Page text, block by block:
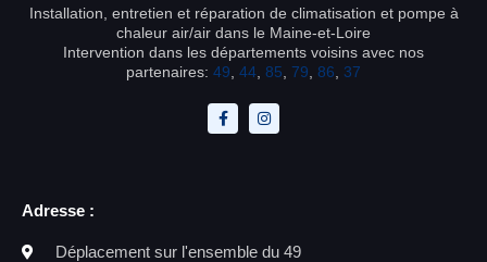
Installation, entretien et réparation de climatisation et pompe à
chaleur air/air dans le Maine-et-Loire
Intervention dans les départements voisins avec nos
partenaires: 49 44 85 79 86 37
Adresse :
Déplacement sur l'ensemble du 49